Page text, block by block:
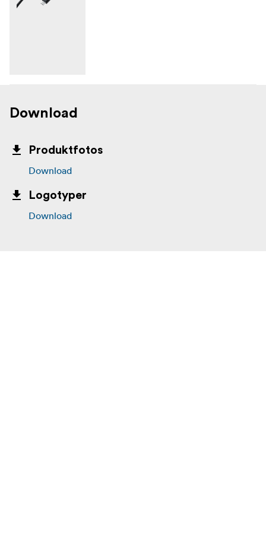
Download
Produktfotos
Download
Logotyper
Download